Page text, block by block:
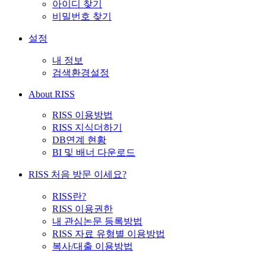
아이디 찾기
비밀번호 찾기
설정
내 정보
검색환경설정
About RISS
RISS 이용방법
RISS 지식더하기
DB연계 현황
BI 및 배너 다운로드
RISS 처음 방문 이세요?
RISS란?
RISS 이용권한
내 관심논문 등록방법
RISS 자료 유형별 이용방법
복사/대출 이용방법